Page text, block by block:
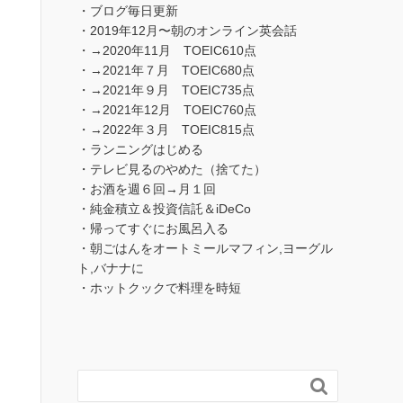
・ブログ毎日更新
・2019年12月〜朝のオンライン英会話
・→2020年11月 TOEIC610点
・→2021年７月 TOEIC680点
・→2021年９月 TOEIC735点
・→2021年12月 TOEIC760点
・→2022年３月 TOEIC815点
・ランニングはじめる
・テレビ見るのやめた（捨てた）
・お酒を週６回→月１回
・純金積立＆投資信託＆iDeCo
・帰ってすぐにお風呂入る
・朝ごはんをオートミールマフィン,ヨーグル
ト,バナナに
・ホットクックで料理を時短
